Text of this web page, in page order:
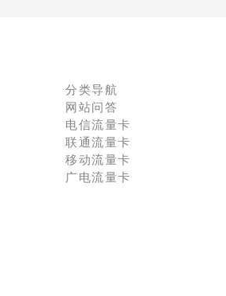
分类导航
网站问答
电信流量卡
联通流量卡
移动流量卡
广电流量卡